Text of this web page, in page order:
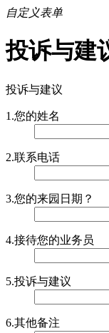
自定义表单
投诉与建
投诉与建议
1.您的姓名
2.联系电话
3.您的来园日期？
4.接待您的业务员
5.投诉与建议
6.其他备注